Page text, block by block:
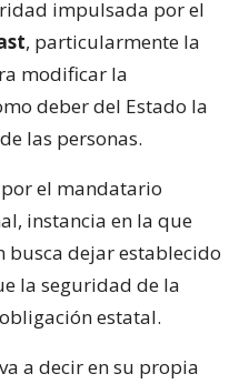
impulsada por el
, particularmente la
modificar la
deber del Estado la
las personas.
el mandatario
instancia en la que
busca dejar establecido
la seguridad de la
estatal.
a decir en su propia